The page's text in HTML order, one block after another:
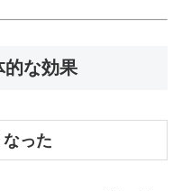
的な効果
った